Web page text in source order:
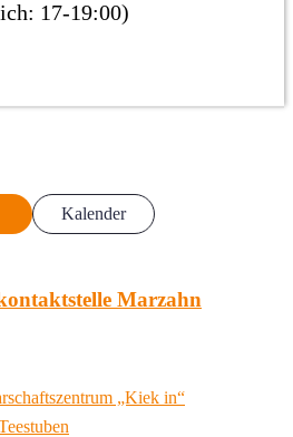
17-19:00)
Kalender
Marzahn
„Kiek in“